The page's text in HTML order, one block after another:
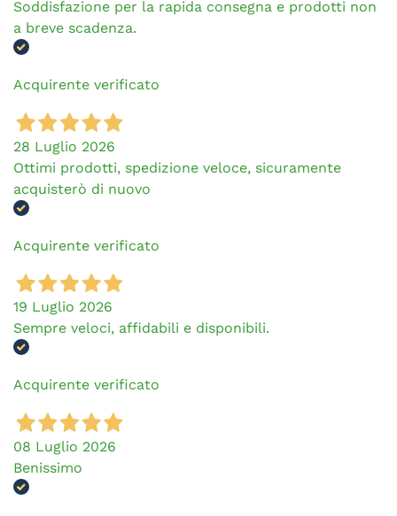
Soddisfazione per la rapida consegna e prodotti non
a breve scadenza.
Acquirente verificato
28 Luglio 2026
Ottimi prodotti, spedizione veloce, sicuramente
acquisterò di nuovo
Acquirente verificato
19 Luglio 2026
Sempre veloci, affidabili e disponibili.
Acquirente verificato
08 Luglio 2026
Benissimo